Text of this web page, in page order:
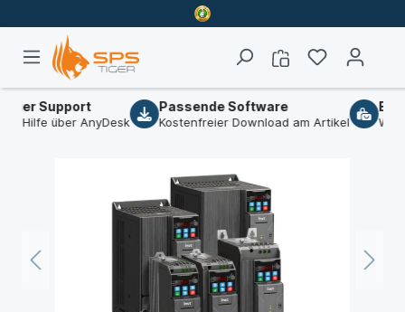
Support
Hilfe über AnyDesk
Passende Software
Kostenfreier Download am Artikel
B2B-
Wir